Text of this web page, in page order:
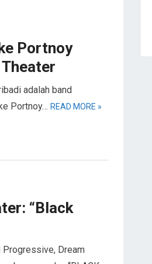
Portnoy
adalah band
Portnoy… READ MORE »
“Black
Progressive, Dream